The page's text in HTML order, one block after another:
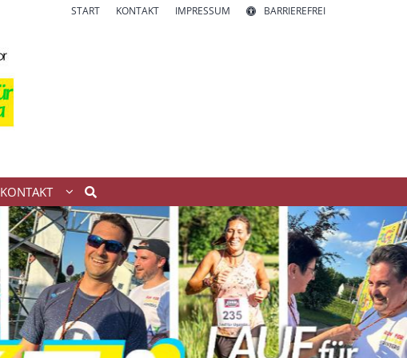
START KONTAKT IMPRESSUM BARRIEREFREI
KONTAKT